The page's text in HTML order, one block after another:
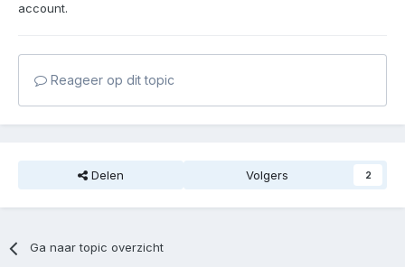
account.
Reageer op dit topic
Delen Volgers 2
Ga naar topic overzicht